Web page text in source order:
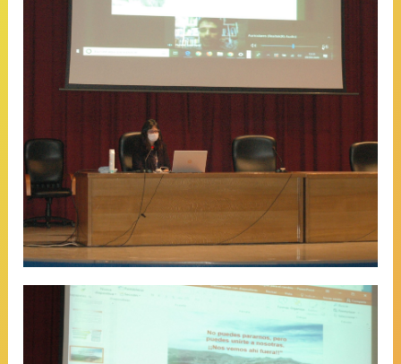
Rubén Guerrero Castilla: “Nosotras.
Por la igualdad y visibilidad de la